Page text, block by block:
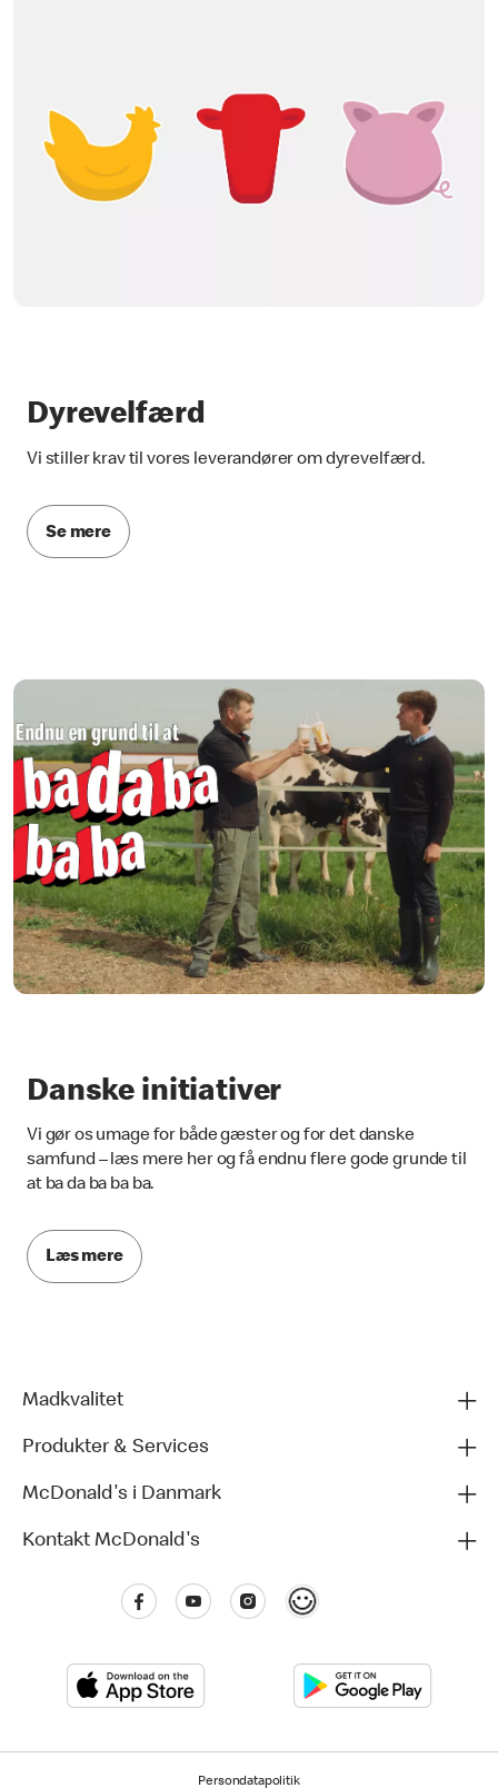
Dyrevelfærd
Vi stiller krav til vores leverandører om dyrevelfærd.
Se mere
Danske initiativer
Vi gør os umage for både gæster og for det danske
samfund – læs mere her og få endnu flere gode grunde til
at ba da ba ba ba.
Læs mere
Madkvalitet
Produkter & Services
McDonald's i Danmark
Kontakt McDonald's
Persondatapolitik